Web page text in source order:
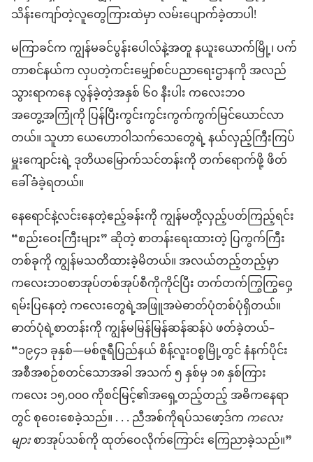
သိန်း​ကျော်​တဲ့​လူတွေ​ကြားထဲ​မှာ လမ်းပျောက်​ခဲ့​တာ​ပါ!
မကြာခင်​က ကျွန်မ​ခင်ပွန်း​ပေါလ်​နဲ့​အတူ နယူးယောက်​မြို့၊ ပက်​
တာ​စင်​နယ်​က လှပတဲ့​ကင်းမျှော်စင်​ပညာရေး​ဌာန​ကို အလည်
သွား​ရာ​ကနေ လွန်ခဲ့တဲ့​အနှစ် ၆၀ နီးပါး ကလေး​ဘဝ​
အတွေ့အကြုံကို ပြန်​ပြီး​ကွင်းကွင်းကွက်ကွက်​မြင်ယောင်​လာ
တယ်။ သူဟာ ယေဟောဝါသက်သေ​တွေ​ရဲ့ နယ်လှည့်​ကြီးကြပ်
မှူး​ကျောင်း​ရဲ့ ဒုတိယ​မြောက်​သင်တန်းကို တက်ရောက်​ဖို့ ဖိတ်
ခေါ်​ခံ​ခဲ့​ရတယ်။
နေရောင်​နဲ့​လင်း​နေတဲ့​ဧည့်​ခန်း​ကို ကျွန်မ​တို့​လှည့်ပတ်​ကြည့်​ရင်း
“စည်းဝေးကြီး​များ” ဆို​တဲ့ စာတန်း​ရေးထားတဲ့ ပြကွက်​ကြီး​
တစ်ခု​ကို ကျွန်မ​သတိထား​ခဲ့​မိတယ်။ အလယ်​တည့်တည့်​မှာ
ကလေး​ဘဝ​စာအုပ်​တစ်အုပ်​စီ​ကို​ကိုင်​ပြီး တက်တက်ကြွကြွ​ဝှေ့​
ရမ်း​ပြ​နေတဲ့ ကလေး​တွေ​ရဲ့​အဖြူ​အ​မဲ​ဓာတ်​ပုံ​တစ်​ပုံ​ရှိတယ်။
ဓာတ်​ပုံ​ရဲ့​စာတန်း​ကို ကျွန်မ​မြန်မြန်ဆန်ဆန်​ပဲ ဖတ်​ခဲ့တယ်–
“၁၉၄၁ ခုနှစ်—မ​စ်​ဇူရီ​ပြည်နယ် စိန့်​လူး​ဝ​စ္စ​မြို့တွင် နံနက်ပိုင်း​
အစီအစဉ်​စတင်​သောအခါ အသက် ၅ နှစ်​မှ ၁၈ နှစ်​ကြား
ကလေး ၁၅,၀၀၀ ကို​စင်မြင့်​၏​အရှေ့​တည့်တည့် အဓိက​နေရာ
တွင် စုဝေး​စေ​ခဲ့​သည်။ . . . ညီအစ်ကို​ရပ်သဖော့ဒ်​ကကလေး​
များစာအုပ်​သစ်​ကို ထုတ်ဝေ​လိုက်​ကြောင်း ကြေညာ​ခဲ့​သည်။”